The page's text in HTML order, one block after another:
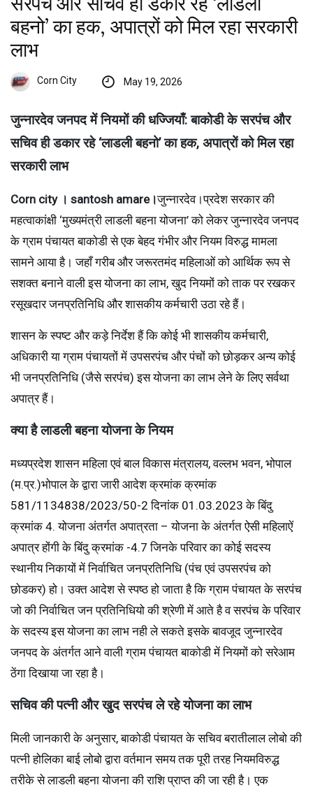
बहनो’ का हक, अपात्रों को मिल रहा सरकारी
लाभ
Corn City May 19, 2026
जुन्नारदेव जनपद में नियमों की धज्जियाँ: बाकोडी के सरपंच और
सचिव ही डकार रहे ‘लाडली बहनो’ का हक, अपात्रों को मिल रहा
सरकारी लाभ
Corn city । santosh amare।जुन्नारदेव।प्रदेश सरकार की
महत्वाकांक्षी ‘मुख्यमंत्री लाडली बहना योजना’ को लेकर जुन्नारदेव जनपद
के ग्राम पंचायत बाकोडी से एक बेहद गंभीर और नियम विरुद्ध मामला
सामने आया है। जहाँ गरीब और जरूरतमंद महिलाओं को आर्थिक रूप से
सशक्त बनाने वाली इस योजना का लाभ, खुद नियमों को ताक पर रखकर
रसूखदार जनप्रतिनिधि और शासकीय कर्मचारी उठा रहे हैं।
शासन के स्पष्ट और कड़े निर्देश हैं कि कोई भी शासकीय कर्मचारी,
अधिकारी या ग्राम पंचायतों में उपसरपंच और पंचों को छोड़कर अन्य कोई
भी जनप्रतिनिधि (जैसे सरपंच) इस योजना का लाभ लेने के लिए सर्वथा
अपात्र हैं।
क्या है लाडली बहना योजना के नियम
मध्यप्रदेश शासन महिला एवं बाल विकास मंत्रालय, वल्लभ भवन, भोपाल
(म.प्र.)भोपाल के द्वारा जारी आदेश क्रमांक क्रमांक
581/1134838/2023/50-2 दिनांक 01.03.2023 के बिंदु
क्रमांक 4. योजना अंतर्गत अपात्रता – योजना के अंतर्गत ऐसी महिलाऐं
अपात्र होंगी के बिंदु क्रमांक -4.7 जिनके परिवार का कोई सदस्य
स्थानीय निकायों में निर्वाचित जनप्रतिनिधि (पंच एवं उपसरपंच को
छोडकर) हो। उक्त आदेश से स्पष्ठ हो जाता है कि ग्राम पंचायत के सरपंच
जो की निर्वाचित जन प्रतिनिधियो की श्रेणी में आते है व सरपंच के परिवार
के सदस्य इस योजना का लाभ नही ले सकते इसके बावजूद जुन्नारदेव
जनपद के अंतर्गत आने वाली ग्राम पंचायत बाकोडी में नियमों को सरेआम
ठेंगा दिखाया जा रहा है।
सचिव की पत्नी और खुद सरपंच ले रहे योजना का लाभ
मिली जानकारी के अनुसार, बाकोडी पंचायत के सचिव बरातीलाल लोबो की
पत्नी होलिका बाई लोबो द्वारा वर्तमान समय तक पूरी तरह नियमविरुद्ध
तरीके से लाडली बहना योजना की राशि प्राप्त की जा रही है। एक